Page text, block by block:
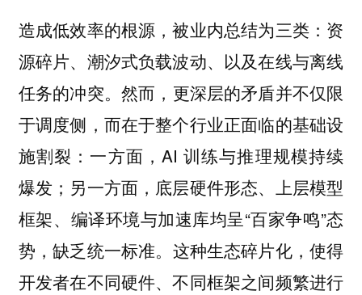
造成低效率的根源，被业内总结为三类：资
源碎片、潮汐式负载波动、以及在线与离线
任务的冲突。然而， 更深层的矛盾并不仅限
于调度侧，而在于整个行业正面临的基础设
施割裂 ：一方面，AI 训练与推理规模持续
爆发；另一方面，底层硬件形态、上层模型
框架、编译环境与加速库均呈“百家争鸣”态
势，缺乏统一标准。 这种生态碎片化，使得
开发者在不同硬件、不同框架之间频繁进行